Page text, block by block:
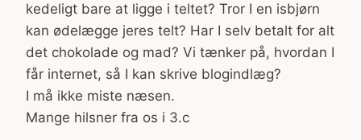
kedeligt bare at ligge i teltet? Tror I en isbjørn
kan ødelægge jeres telt? Har I selv betalt for alt
det chokolade og mad? Vi tænker på, hvordan I
får internet, så I kan skrive blogindlæg?
I må ikke miste næsen.
Mange hilsner fra os i 3.c